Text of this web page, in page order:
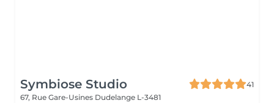
Symbiose Studio
41
67, Rue Gare-Usines Dudelange L-3481